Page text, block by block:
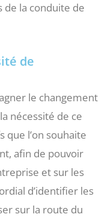
la conduite de
de
le changement
nécessité de ce
l’on souhaite
afin de pouvoir
et sur les
d’identifier les
sur la route du